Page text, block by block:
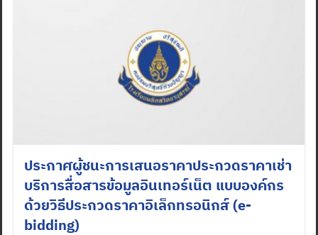
ประกาศผู้ชนะการเสนอราคาประกวดราคาเช่า
บริการสื่อสารข้อมูลอินเทอร์เน็ต แบบองค์กร
ด้วยวิธีประกวดราคาอิเล็กทรอนิกส์ (e-
bidding)